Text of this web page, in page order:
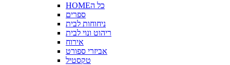
HOMEכל ה
ספרים
ניחוחות לבית
ריהוט ונוי לבית
אירוח
אביזרי ספורט
טקסטיל